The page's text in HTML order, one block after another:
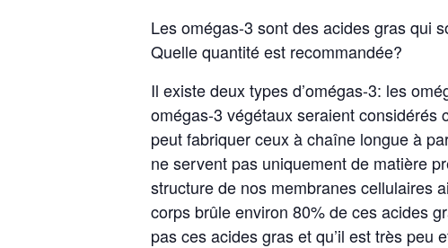
Les omégas-3 sont des acides gras qui
Quelle quantité est recommandée?
Il existe deux types d’omégas-3: les
omégas-3 végétaux seraient
peut fabriquer ceux à chaîne longue à
ne servent pas uniquement de matière
structure de nos membranes cellulaires
corps brûle environ 80% de ces acides
pas ces acides gras et qu’il est très peu